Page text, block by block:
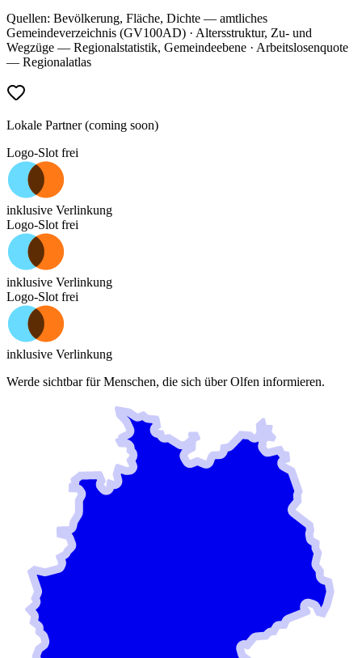
Quellen: Bevölkerung, Fläche, Dichte — amtliches
Gemeindeverzeichnis (GV100AD) · Altersstruktur, Zu- und
Wegzüge — Regionalstatistik, Gemeindeebene · Arbeitslosenquote
— Regionalatlas
Lokale Partner (coming soon)
Logo-Slot frei
inklusive Verlinkung
Logo-Slot frei
inklusive Verlinkung
Logo-Slot frei
inklusive Verlinkung
Werde sichtbar für Menschen, die sich überOlfen informieren.